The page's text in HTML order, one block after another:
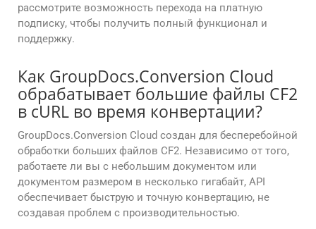
рассмотрите возможность перехода на платную
подписку, чтобы получить полный функционал и
поддержку.
Как GroupDocs.Conversion Cloud
обрабатывает большие файлы CF2
в cURL во время конвертации?
GroupDocs.Conversion Cloud создан для бесперебойной
обработки больших файлов CF2. Независимо от того,
работаете ли вы с небольшим документом или
документом размером в несколько гигабайт, API
обеспечивает быструю и точную конвертацию, не
создавая проблем с производительностью.